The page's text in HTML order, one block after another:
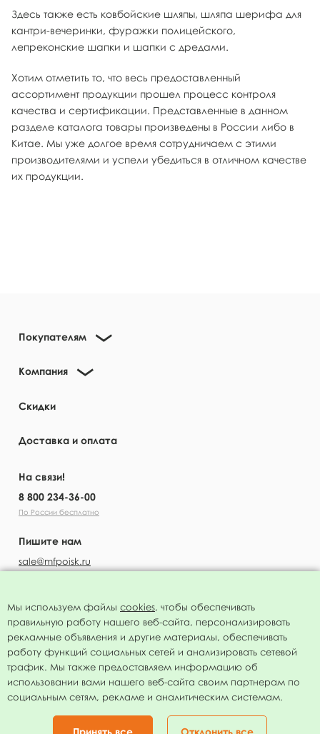
Здесь также есть ковбойские шляпы, шляпа шерифа для
кантри-вечеринки, фуражки полицейского,
лепреконские шапки и шапки с дредами.
Хотим отметить то, что весь предоставленный
ассортимент продукции прошел процесс контроля
качества и сертификации. Представленные в данном
разделе каталога товары произведены в России либо в
Китае. Мы уже долгое время сотрудничаем с этими
производителями и успели убедиться в отличном качестве
их продукции.
Покупателям
Компания
Скидки
Доставка и оплата
На связи!
8 800 234-36-00
По России бесплатно
Пишите нам
sale@mfpoisk.ru
УЗНАВАЙТЕ ПЕРВЫМИ О НОВОСТЯХ
Нажимая на кнопку я соглашаюсь с
политикой конфиденциальности
Мы используем файлы cookies, чтобы обеспечивать
правильную работу нашего веб-сайта, персонализировать
рекламные объявления и другие материалы, обеспечивать
работу функций социальных сетей и анализировать сетевой
трафик. Мы также предоставляем информацию об
использовании вами нашего веб-сайта своим партнерам по
социальным сетям, рекламе и аналитическим системам.
Принять все Отклонить все